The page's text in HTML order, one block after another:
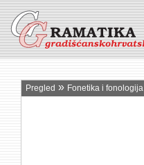
Pregled » Fonetika i fonologija